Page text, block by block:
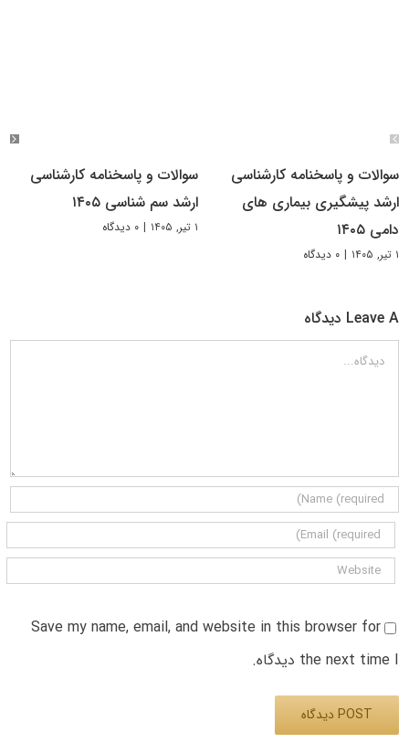
سوالات و پاسخنامه کارشناسی
ارشد پیشگیری بیماری های
دامی ۱۴۰۵
۱ تیر, ۱۴۰۵ | ۰ دیدگاه
سوالات و پاسخنامه کارشناسی
ارشد سم شناسی ۱۴۰۵
۱ تیر, ۱۴۰۵ | ۰ دیدگاه
Leave A دیدگاه
دیدگاه
Save my name, email, and website in this browser for
the next time I دیدگاه.